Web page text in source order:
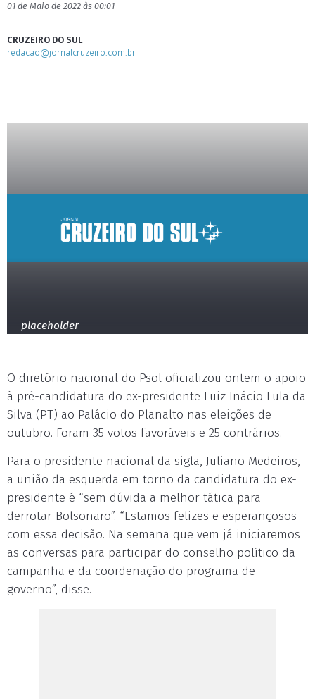
01 de Maio de 2022 às 00:01
CRUZEIRO DO SUL
redacao@jornalcruzeiro.com.br
placeholder
O diretório nacional do Psol oficializou ontem o apoio
à pré-candidatura do ex-presidente Luiz Inácio Lula da
Silva (PT) ao Palácio do Planalto nas eleições de
outubro. Foram 35 votos favoráveis e 25 contrários.
Para o presidente nacional da sigla, Juliano Medeiros,
a união da esquerda em torno da candidatura do ex-
presidente é “sem dúvida a melhor tática para
derrotar Bolsonaro”. “Estamos felizes e esperançosos
com essa decisão. Na semana que vem já iniciaremos
as conversas para participar do conselho político da
campanha e da coordenação do programa de
governo”, disse.